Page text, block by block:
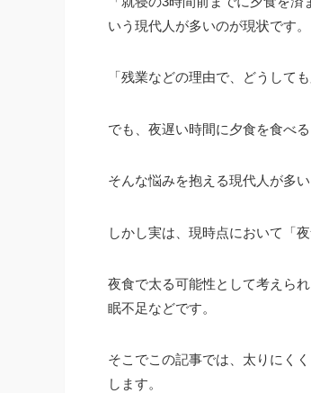
いう現代人が多いのが現状です。
「残業などの理由で、どうして
でも、夜遅い時間に夕食を食べ
そんな悩みを抱える現代人が多い
しかし実は、現時点において「
夜食で太る可能性として考えら
眠不足などです。
そこでこの記事では、太りにく
します。